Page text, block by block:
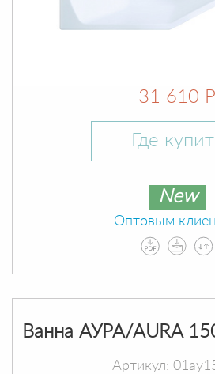
31 610 Р
Где
New
Оптовым
Ванна АУРА/AURA
Артикул: